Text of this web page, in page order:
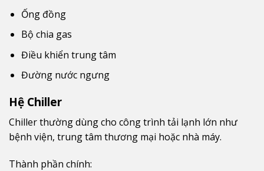
Ống đồng
Bộ chia gas
Điều khiển trung tâm
Đường nước ngưng
Hệ Chiller
Chiller thường dùng cho công trình tải lạnh lớn như
bệnh viện, trung tâm thương mại hoặc nhà máy.
Thành phần chính: